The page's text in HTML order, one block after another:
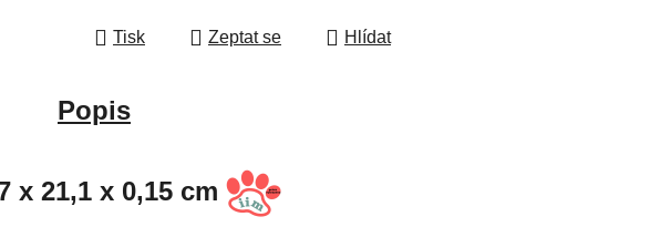
Tisk Zeptat se Hlídat
Popis
x 21,1 x 0,15 cm